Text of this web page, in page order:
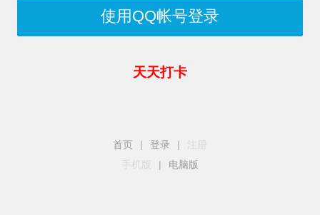
使用QQ帐号登录
天天打卡
首页 | 登录 |
手机版
| 电脑版